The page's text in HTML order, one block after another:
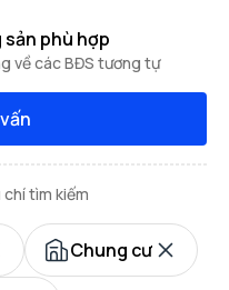
phù hợp
về các BĐS tương tự
tìm kiếm
Chung cư